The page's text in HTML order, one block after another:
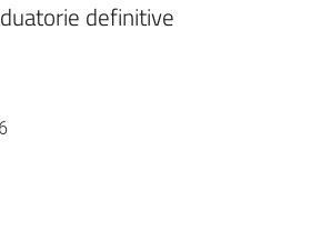
definitive